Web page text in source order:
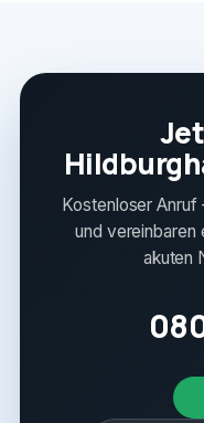
Kostenloser
und vereinbaren
akuten